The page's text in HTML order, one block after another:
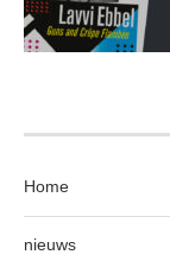
Home
nieuws